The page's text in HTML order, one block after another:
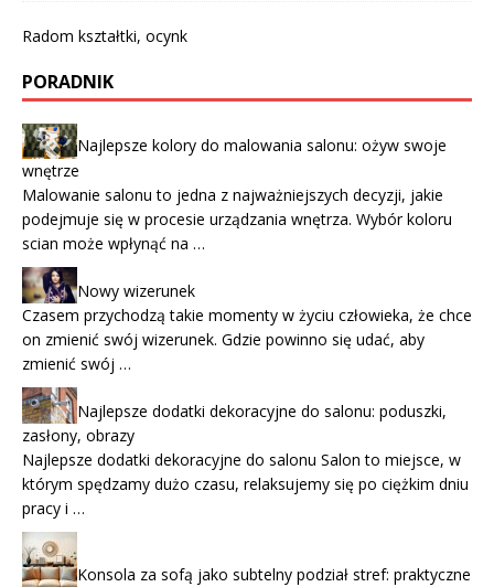
Radom kształtki, ocynk
PORADNIK
Najlepsze kolory do malowania salonu: ożyw swoje
wnętrze
Malowanie salonu to jedna z najważniejszych decyzji, jakie
podejmuje się w procesie urządzania wnętrza. Wybór koloru
scian może wpłynąć na …
Nowy wizerunek
Czasem przychodzą takie momenty w życiu człowieka, że chce
on zmienić swój wizerunek. Gdzie powinno się udać, aby
zmienić swój …
Najlepsze dodatki dekoracyjne do salonu: poduszki,
zasłony, obrazy
Najlepsze dodatki dekoracyjne do salonu Salon to miejsce, w
którym spędzamy dużo czasu, relaksujemy się po ciężkim dniu
pracy i …
Konsola za sofą jako subtelny podział stref: praktyczne